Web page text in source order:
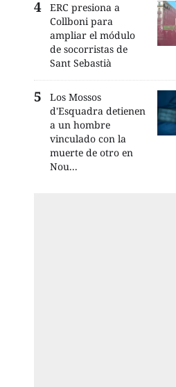
ERC presiona a
Collboni para
ampliar el módulo
de socorristas de
Sant Sebastià
Los Mossos
d'Esquadra detienen
a un hombre
vinculado con la
muerte de otro en
Nou...